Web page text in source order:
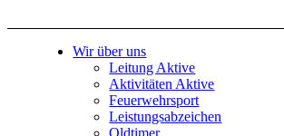
Wir über uns
Leitung Aktive
Aktivitäten Aktive
Feuerwehrsport
Leistungsabzeichen
Oldtimer